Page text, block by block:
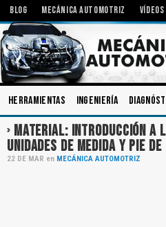
BLOG MECÁNICA AUTOMOTRIZ VÍDEOS
Herramientas Ingeniería
MATERIAL: INTRODUCCIÓN A
UNIDADES DE MEDIDA Y PIE DE
22 DE MAR en MECÁNICA AUTOMOTRIZ